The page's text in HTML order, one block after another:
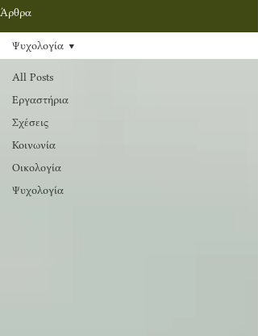
Άρθρα
All Posts
Εργαστήρια
Σχέσεις
Κοινωνία
Οικολογία
Ψυχολογία
Ψυχολογία